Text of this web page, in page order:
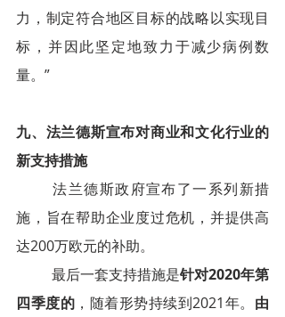
力，制定符合地区目标的战略以实现目
标，并因此坚定地致力于减少病例数
量。”
九、法兰德斯宣布对商业和文化行业的
新支持措施
法兰德斯政府宣布了一系列新措
施，旨在帮助企业度过危机，并提供高
达200万欧元的补助。
最后一套支持措施是针对2020年第
四季度的 ，随着形势持续到2021年。 由